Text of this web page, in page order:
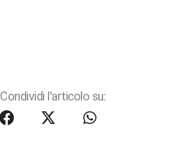
Condividi l'articolo su: